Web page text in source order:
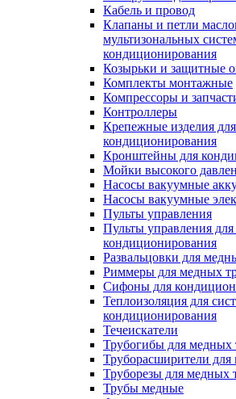
Кабель и провод
Клапаны и петли
мультизональных
кондиционирования
Козырьки и защитные
Комплекты монтажные
Компрессоры и
Контроллеры
Крепежные изделия
кондиционирования
Кронштейны для
Мойки высокого
Насосы вакуумные
Насосы вакуумные
Пульты управления
Пульты управления для
кондиционирования
Развальцовки для
Риммеры для медных
Сифоны для
Теплоизоляция для
кондиционирования
Течеискатели
Трубогибы для медных
Труборасширители
Труборезы для медных
Трубы медные